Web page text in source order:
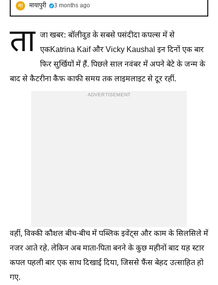
मायापुरी 3 months ago
ता जा खबर: बॉलीवुड के सबसे पसंदीदा कपल्स में से
एकKatrina Kaif और Vicky Kaushal इन दिनों एक बार
फिर सुर्खियों में हैं. पिछले साल नवंबर में अपने बेटे के जन्म के
बाद से कैटरीना कैफ काफी समय तक लाइमलाइट से दूर रहीं.
ADVERTISEMENT
वहीं, विक्की कौशल बीच-बीच में पब्लिक इवेंट्स और काम के सिलसिले में
नजर आते रहे. लेकिन अब माता-पिता बनने के कुछ महीनों बाद यह स्टार
कपल पहली बार एक साथ दिखाई दिया, जिससे फैंस बेहद उत्साहित हो
गए.